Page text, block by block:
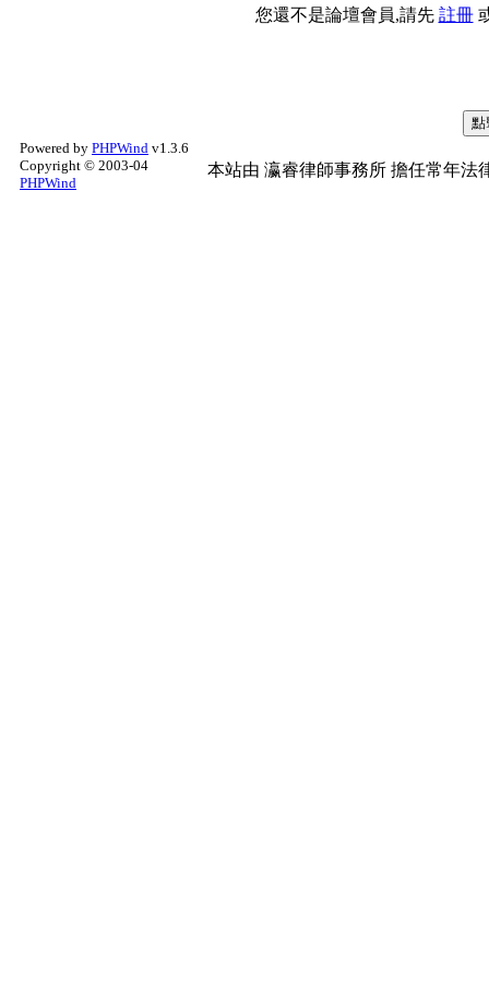
您還不是論壇會員,請先 註冊
Powered by PHPWind v1.3.6
Copyright © 2003-04
PHPWind
本站由 瀛睿律師事務所 擔任常年法